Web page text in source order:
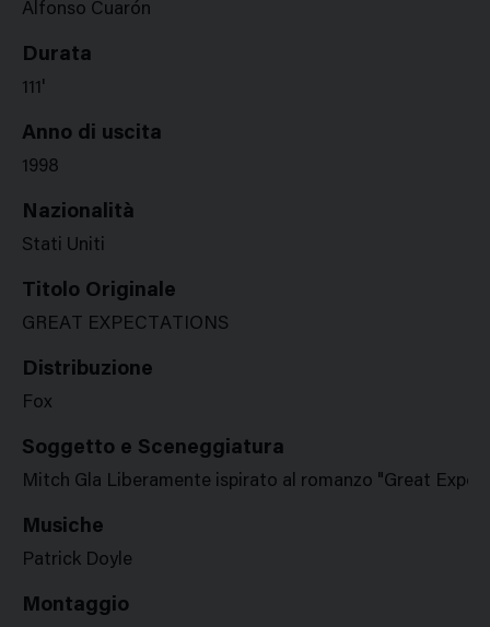
Alfonso Cuarón
Durata
111'
Anno di uscita
1998
Nazionalità
Stati Uniti
Titolo Originale
GREAT EXPECTATIONS
Distribuzione
Fox
Soggetto e Sceneggiatura
Mitch Gla Liberamente ispirato al romanzo "Great
Musiche
Patrick Doyle
Montaggio